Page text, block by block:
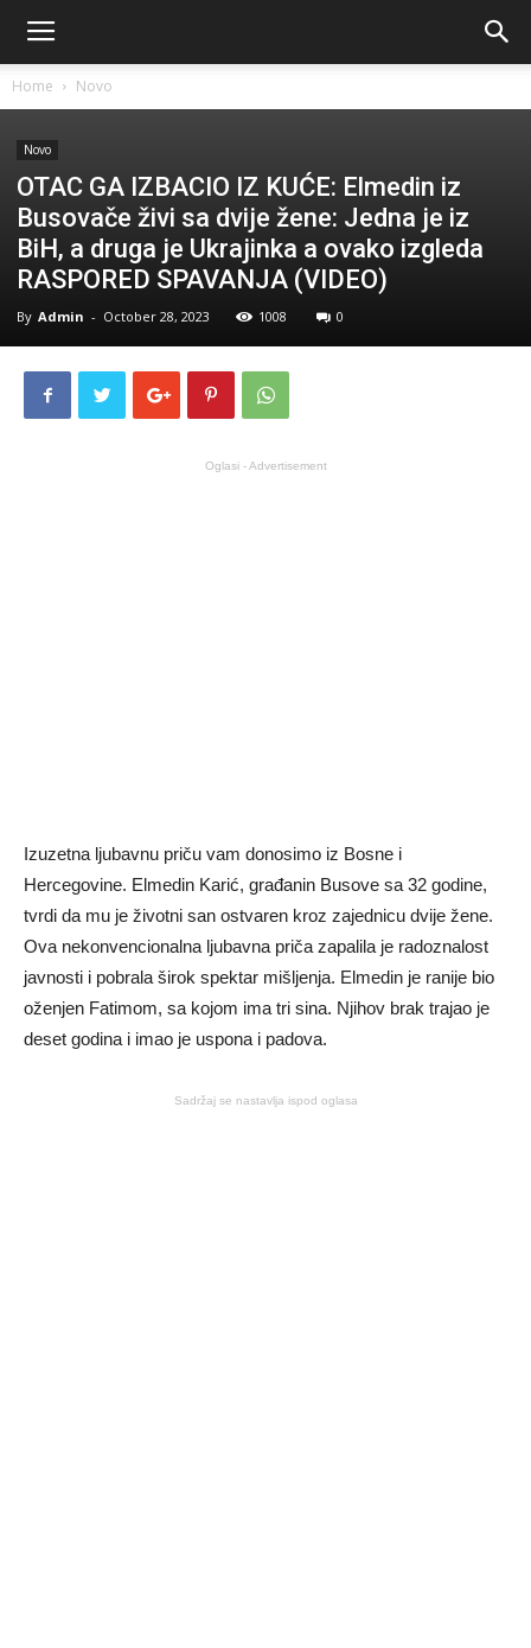
Home Novo
Novo
OTAC GA IZBACIO IZ KUĆE: Elmedin iz
Busovače živi sa dvije žene: Jedna je iz
BiH, a druga je Ukrajinka a ovako izgleda
RASPORED SPAVANJA (VIDEO)
By Admin - October 28, 2023 1008 0
Oglasi - Advertisement
Izuzetna ljubavnu priču vam donosimo iz Bosne i
Hercegovine. Elmedin Karić, građanin Busove sa 32 godine,
tvrdi da mu je životni san ostvaren kroz zajednicu dvije žene.
Ova nekonvencionalna ljubavna priča zapalila je radoznalost
javnosti i pobrala širok spektar mišljenja. Elmedin je ranije bio
oženjen Fatimom, sa kojom ima tri sina. Njihov brak trajao je
deset godina i imao je uspona i padova.
Sadržaj se nastavlja ispod oglasa